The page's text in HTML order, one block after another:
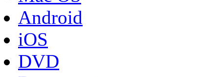
Android
iOS
DVD